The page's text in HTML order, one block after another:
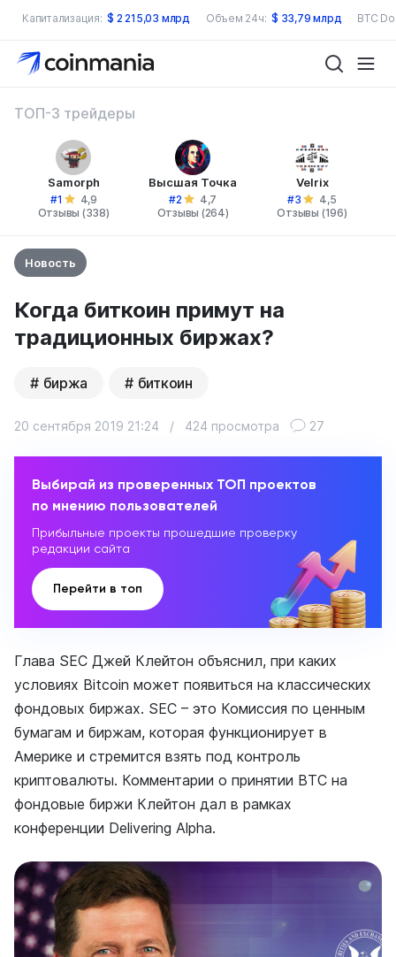
Капитализация: $ 2 215,03 млрд Объем 24ч: $ 33,79 млрд BTC
ТОП-3 трейдеры
Samorph
#1
4,9
Отзывы (338)
Высшая Точка
#2
4,7
Отзывы (264)
Velrix
#3
4,5
Отзывы (196)
Новость
Когда биткоин примут на
традиционных биржах?
биржа биткоин
20 сентября 2019 21:24 / 424 просмотра 27
Выбирай из проверенных ТОП проектов
по мнению пользователей
Прибыльные проекты прошедшие проверку
редакции сайта
Перейти в топ
Глава SEC Джей Клейтон объяснил, при каких
условиях Bitcoin может появиться на классических
фондовых биржах. SEC – это Комиссия по ценным
бумагам и биржам, которая функционирует в
Америке и стремится взять под контроль
криптовалюты. Комментарии о принятии BTC на
фондовые биржи Клейтон дал в рамках
конференции Delivering Alpha.